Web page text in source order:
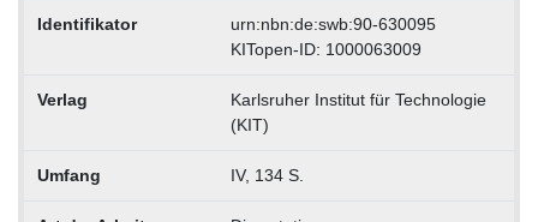
Identifikator
urn:nbn:de:swb:90-630095
KITopen-ID: 1000063009
Verlag
Karlsruher Institut für Technologie
(KIT)
Umfang IV, 134 S.